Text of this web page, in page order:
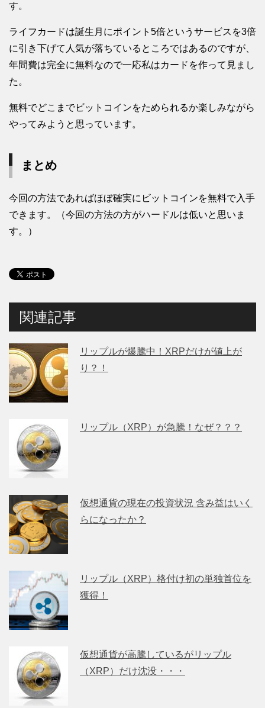
す。
ライフカードは誕生月にポイント5倍というサービスを3倍
に引き下げて人気が落ちているところではあるのですが、
年間費は完全に無料なので一応私はカードを作って見まし
た。
無料でどこまでビットコインをためられるか楽しみながら
やってみようと思っています。
まとめ
今回の方法であればほぼ確実にビットコインを無料で入手
できます。（今回の方法の方がハードルは低いと思いま
す。）
関連記事
リップルが爆騰中！XRPだけが値上が
り？！
リップル（XRP）が急騰！なぜ？？？
仮想通貨の現在の投資状況 含み益はいく
らになったか？
リップル（XRP）格付け初の単独首位を
獲得！
仮想通貨が高騰しているがリップル
（XRP）だけ沈没・・・